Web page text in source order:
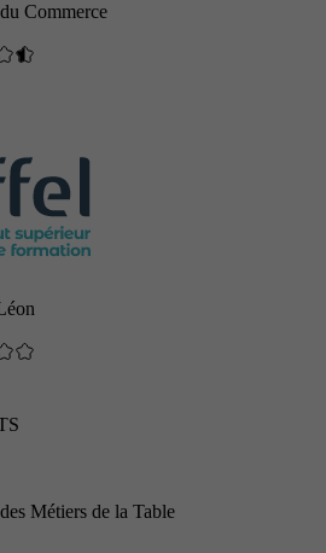
Commerce
Métiers de la Table